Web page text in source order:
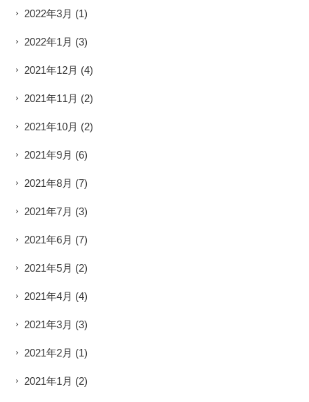
2022年3月 (1)
2022年1月 (3)
2021年12月 (4)
2021年11月 (2)
2021年10月 (2)
2021年9月 (6)
2021年8月 (7)
2021年7月 (3)
2021年6月 (7)
2021年5月 (2)
2021年4月 (4)
2021年3月 (3)
2021年2月 (1)
2021年1月 (2)